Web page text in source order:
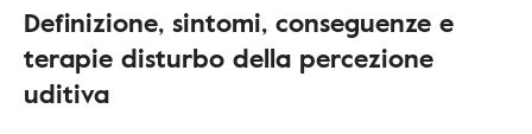
Definizione, sintomi, conseguenze e
terapie disturbo della percezione
uditiva